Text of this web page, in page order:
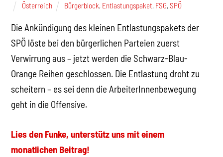
Österreich Bürgerblock, Entlastungspaket, FSG,SPÖ
Die Ankündigung des kleinen Entlastungspakets der
SPÖ löste bei den bürgerlichen Parteien zuerst
Verwirrung aus – jetzt werden die Schwarz-Blau-
Orange Reihen geschlossen. Die Entlastung droht zu
scheitern – es sei denn die ArbeiterInnenbewegung
geht in die Offensive.
Lies den Funke, unterstütz uns mit einem
monatlichen Beitrag!